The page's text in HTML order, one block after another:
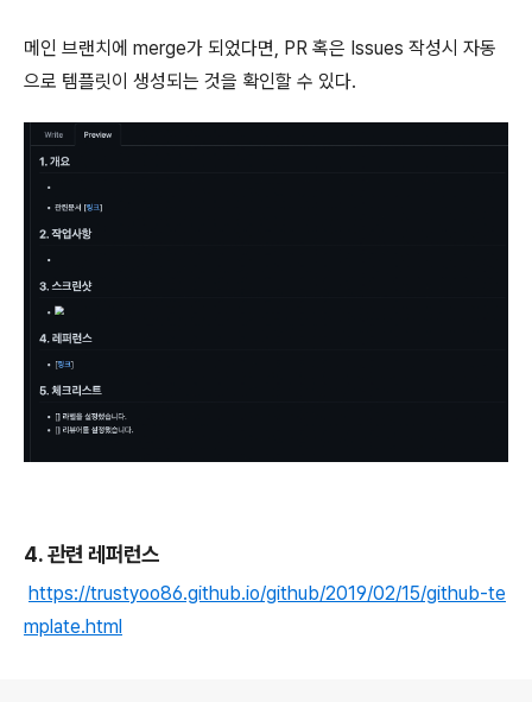
메인 브랜치에 merge가 되었다면, PR 혹은 Issues 작성시 자동
으로 템플릿이 생성되는 것을 확인할 수 있다.
4. 관련 레퍼런스
https://trustyoo86.github.io/github/2019/02/15/github-te
mplate.html